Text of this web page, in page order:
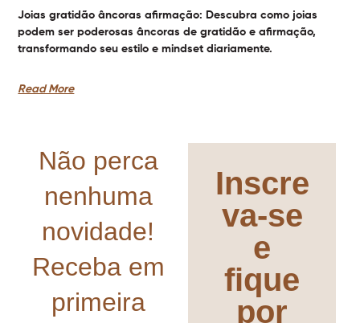
Joias gratidão âncoras afirmação: Descubra como joias
podem ser poderosas âncoras de gratidão e afirmação,
transformando seu estilo e mindset diariamente.
Read More
Não perca
nenhuma
novidade!
Receba em
primeira
Inscre
va-se
e
fique
por